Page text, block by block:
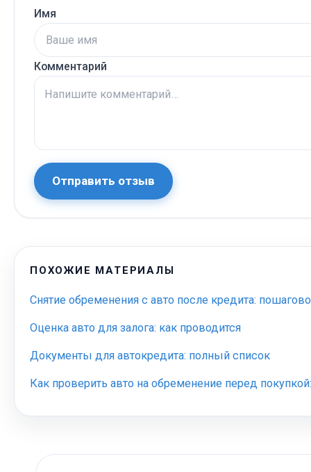
Имя
Комментарий
Отправить отзыв
ПОХОЖИЕ МАТЕРИАЛЫ
Снятие обременения с авто после кредита:
Оценка авто для залога: как проводится
Документы для автокредита: полный список
Как проверить авто на обременение перед